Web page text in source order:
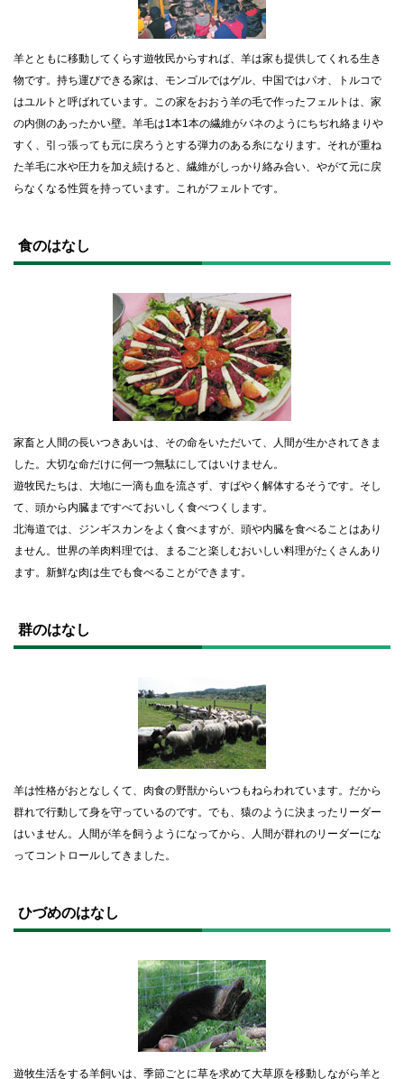
羊とともに移動してくらす遊牧民からすれば、羊は家も提供してくれる生き
物です。持ち運びできる家は、モンゴルではゲル、中国ではパオ、トルコで
はユルトと呼ばれています。この家をおおう羊の毛で作ったフェルトは、家
の内側のあったかい壁。羊毛は1本1本の繊維がバネのようにちぢれ絡まりや
すく、引っ張っても元に戻ろうとする弾力のある糸になります。それが重ね
た羊毛に水や圧力を加え続けると、繊維がしっかり絡み合い、やがて元に戻
らなくなる性質を持っています。これがフェルトです。
ッ
プ
食のはなし
家畜と人間の長いつきあいは、その命をいただいて、人間が生かされてきま
した。大切な命だけに何一つ無駄にしてはいけません。
遊牧民たちは、大地に一滴も血を流さず、すばやく解体するそうです。そし
て、頭から内臓まですべておいしく食べつくします。
北海道では、ジンギスカンをよく食べますが、頭や内臓を食べることはあり
ません。世界の羊肉料理では、まるごと楽しむおいしい料理がたくさんあり
ます。新鮮な肉は生でも食べることができます。
ッ
プ
群のはなし
羊は性格がおとなしくて、肉食の野獣からいつもねらわれています。だから
群れで行動して身を守っているのです。でも、猿のように決まったリーダー
はいません。人間が羊を飼うようになってから、人間が群れのリーダーにな
ってコントロールしてきました。
ッ
プ
ひづめのはなし
遊牧生活をする羊飼いは、季節ごとに草を求めて大草原を移動しながら羊と